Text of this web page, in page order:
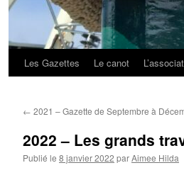
Les Gazettes Le canot
← 2021 – Gazette de Septembre à
2022 – Les grands
Publié le 8 janvier 2022 parAimee Hilda